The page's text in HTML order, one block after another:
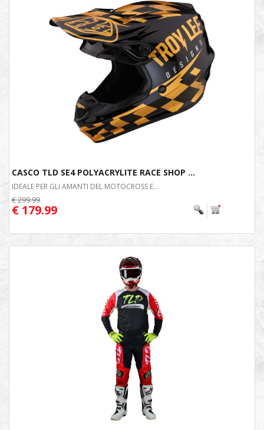
CASCO TLD SE4 POLYACRYLITE RACE SHOP ...
IDEALE PER GLI AMANTI DEL MOTOCROSS E...
€ 299.99
€ 179.99